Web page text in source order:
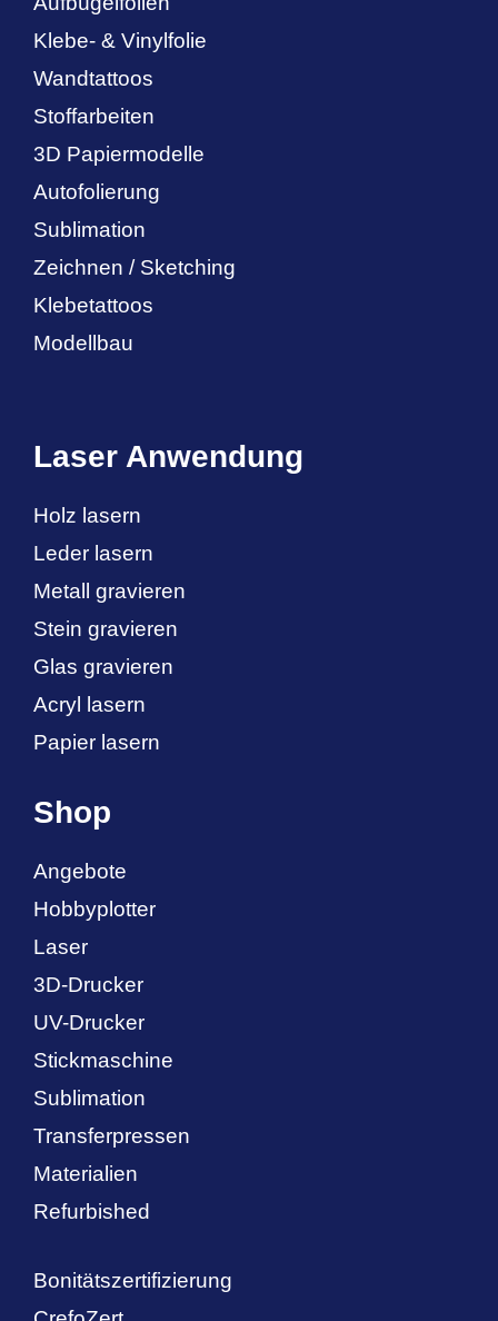
Klebe- & Vinylfolie
Wandtattoos
Stoffarbeiten
3D Papiermodelle
Autofolierung
Sublimation
Zeichnen / Sketching
Klebetattoos
Modellbau
Laser Anwendung
Holz lasern
Leder lasern
Metall gravieren
Stein gravieren
Glas gravieren
Acryl lasern
Papier lasern
Shop
Angebote
Hobbyplotter
Laser
3D-Drucker
UV-Drucker
Stickmaschine
Sublimation
Transferpressen
Materialien
Refurbished
Bonitätszertifizierung